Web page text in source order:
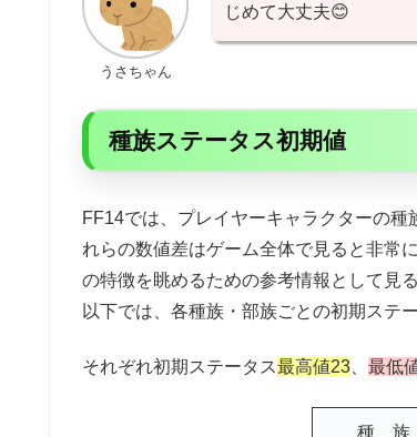
うさちゃん
じめて大丈夫😊
種族ステータス初期値
FF14では、プレイヤーキャラクターの
れらの数値差はゲーム全体で見ると非常
の特徴を眺めるための参考情報として見
以下では、各種族・部族ごとの初期ステ
それぞれ初期ステータス最高値23 最低
種 族